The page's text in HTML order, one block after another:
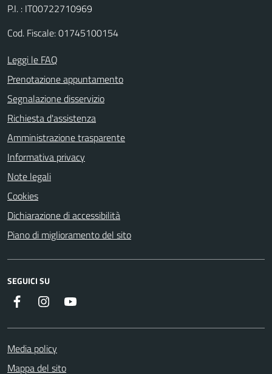
P.I. : IT00722710969
Cod. Fiscale: 01745100154
Leggi le FAQ
Prenotazione appuntamento
Segnalazione disservizio
Richiesta d'assistenza
Amministrazione trasparente
Informativa privacy
Note legali
Cookies
Dichiarazione di accessibilità
Piano di miglioramento del sito
SEGUICI SU
InstagramYouTube
Media policy
Mappa del sito